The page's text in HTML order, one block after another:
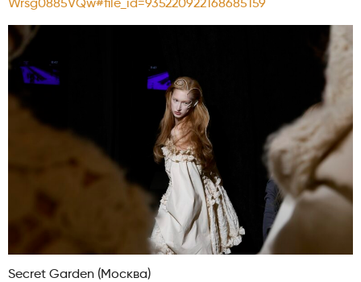
Wrsg0885VQw#file_id=935220922168685159
Secret Garden (Москва)